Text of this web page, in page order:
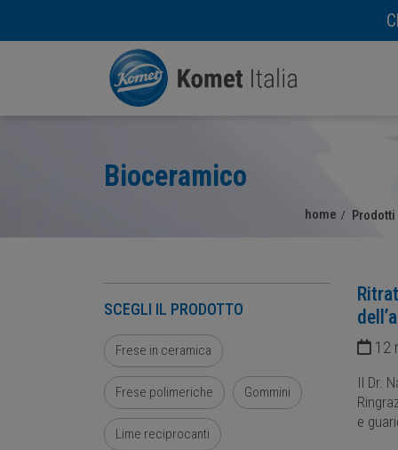
Bioceramico
home Prodotti
12
Il Dr.
e
SCEGLI IL PRODOTTO
Frese in ceramica
Frese polimeriche Gommini
Lime reciprocanti